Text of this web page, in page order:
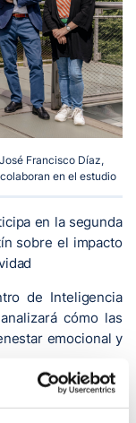
Francisco Díaz,
en el estudio
en la segunda
sobre el impacto
de Inteligencia
cómo las
emocional y
Marqués de
fase del estudio